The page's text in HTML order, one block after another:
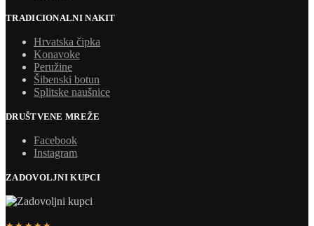
TRADICIONALNI NAKIT
Hrvatska čipka
Konavoke
Peružine
Šibenski botun
Splitske naušnice
DRUŠTVENE MREŽE
Facebook
Instagram
ZADOVOLJNI KUPCI